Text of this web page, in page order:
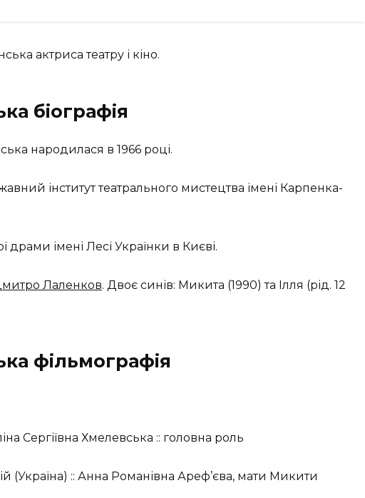
актриса театру і кіно.
біографія
народилася в 1966 році.
інститут театрального мистецтва імені Карпенка-
драми імені Лесі Українки в Києві.
Лаленков. Двоє синів: Микита (1990) та Ілля (рід. 12
фільмографія
Сергіївна Хмелевська :: головна роль
(Україна) :: Анна Романівна Ареф’єва, мати Микити